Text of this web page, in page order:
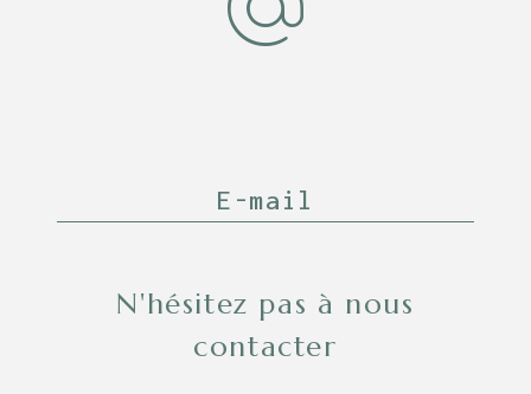
E-mail
N'hésitez pas à nous
contacter